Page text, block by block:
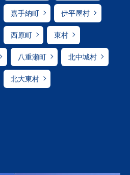
嘉手納町 伊平屋村
西原町 東村
八重瀬町 北中城村
北大東村